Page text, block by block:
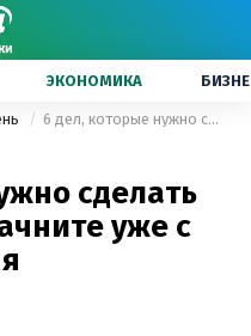
ЭКОНОМИКА
6 дел, которые нужно сделать осенью в доме: начните уже с сегодняшнего дня
сделать
уже с